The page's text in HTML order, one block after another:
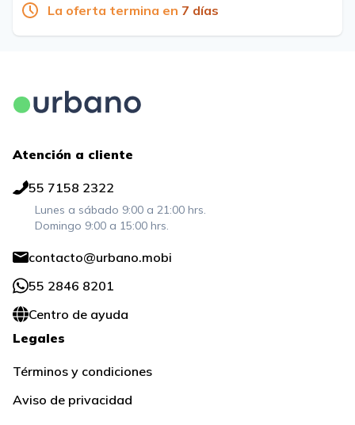
La oferta termina en 7 días
Legales
Términos y condiciones
Aviso de privacidad
Atención a cliente
55 7158 2322
Lunes a sábado 9:00 a 21:00 hrs.
Domingo 9:00 a 15:00 hrs.
contacto@urbano.mobi
55 2846 8201
Centro de ayuda